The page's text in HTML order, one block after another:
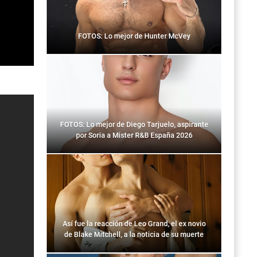
FOTOS: Lo mejor de Hunter McVey
FOTOS: Lo mejor de Diego Tarjuelo, aspirante
por Soria a Mister R&B España 2026
Así fue la reacción de Leo Grand, el ex novio
de Blake Mitchell, a la noticia de su muerte